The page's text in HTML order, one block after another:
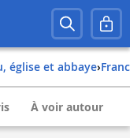
église et abbaye›
À voir autour